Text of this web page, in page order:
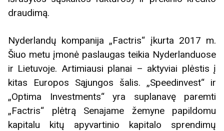
draudimą.
Nyderlandų kompanija „Factris“ įkurta 2017 m.
Šiuo metu įmonė paslaugas teikia Nyderlanduose
ir Lietuvoje. Artimiausi planai – aktyviai plėstis į
kitas Europos Sąjungos šalis. „Speedinvest“ ir
„Optima Investments“ yra suplanavę paremti
„Factris“ plėtrą Senajame žemyne papildomu
kapitalu kitų apyvartinio kapitalo sprendimų